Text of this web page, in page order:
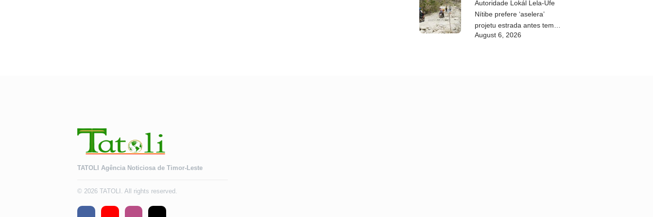
Autoridade Lokál Lela-Ufe
Nítibe prefere ‘aselera’
projetu estrada antes tempu
udan
August 6, 2026
TATOLI Agência Noticiosa de Timor-Leste
© 2026 TATOLI. All rights reserved.